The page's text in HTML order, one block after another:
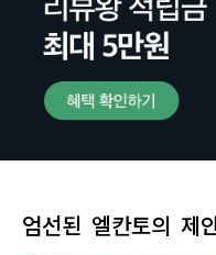
엄선된 엘칸토의 제